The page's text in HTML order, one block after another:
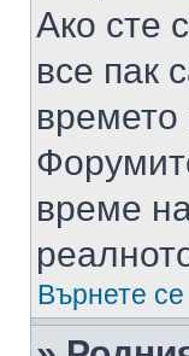
Ако сте
все пак
времето
време
Върнете